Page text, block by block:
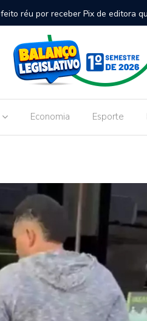
no Aeroporto de Dourados
Economia Esporte